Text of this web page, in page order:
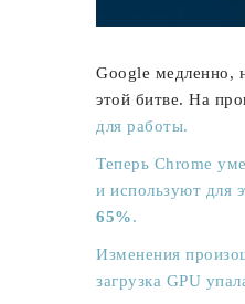
Google медленно,
этой битве. На
для работы.
Теперь Chrome
и используют для
65%.
Изменения
загрузка GPU